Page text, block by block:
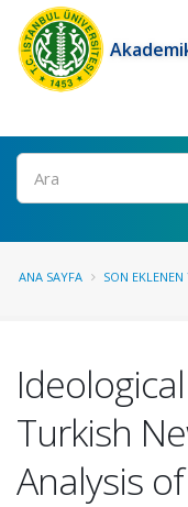
Ara
ANA SAYFA SON
Turkish
Analysis